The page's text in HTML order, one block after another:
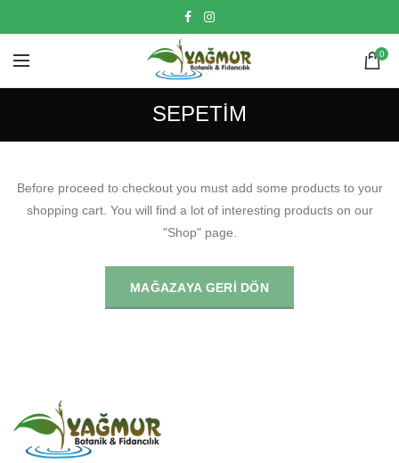
0
SEPETIM
Before proceed to checkout you must add some products to your
shopping cart. You will find a lot of interesting products on our
"Shop" page.
MAĞAZAYA GERI DÖN